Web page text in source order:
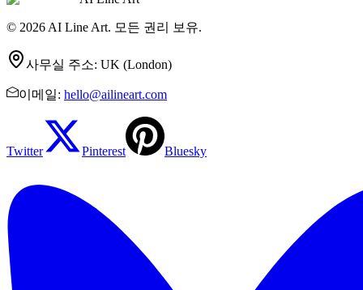
© 2026 AI Line Art. 모든 권리 보유.
사무실 주소: UK (London)
이메일: hello@ailineart.com
Twitter Pinterest Bluesky